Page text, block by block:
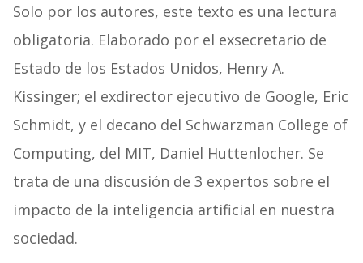
Solo por los autores, este texto es una lectura
obligatoria. Elaborado por el exsecretario de
Estado de los Estados Unidos, Henry A.
Kissinger; el exdirector ejecutivo de Google, Eric
Schmidt, y el decano del Schwarzman College of
Computing, del MIT, Daniel Huttenlocher. Se
trata de una discusión de 3 expertos sobre el
impacto de la inteligencia artificial en nuestra
sociedad.